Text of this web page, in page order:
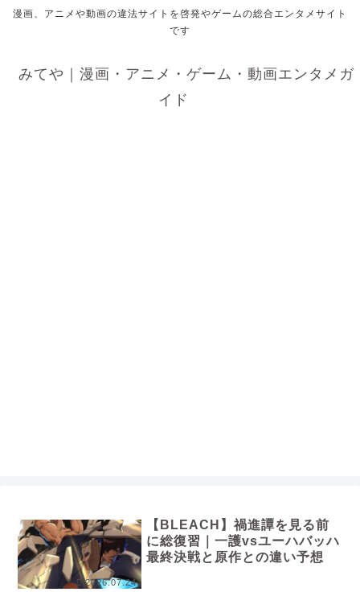
漫画、アニメや動画の違法サイトを啓発やゲームの総合エンタメサイト
です
みてや｜漫画・アニメ・ゲーム・動画エンタメガ
イド
2026.07.24
【BLEACH】禍進譚を見る前
に総復習｜一護vsユーハバッハ
最終決戦と原作との違い予想